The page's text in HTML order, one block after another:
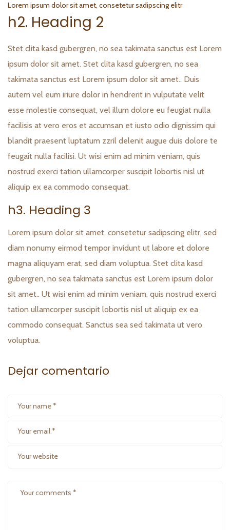
Lorem ipsum dolor sit amet, consetetur sadipscing elitr
h2. Heading 2
Stet clita kasd gubergren, no sea takimata sanctus est Lorem
ipsum dolor sit amet. Stet clita kasd gubergren, no sea
takimata sanctus est Lorem ipsum dolor sit amet.. Duis
autem vel eum iriure dolor in hendrerit in vulputate velit
esse molestie consequat, vel illum dolore eu feugiat nulla
facilisis at vero eros et accumsan et iusto odio dignissim qui
blandit praesent luptatum zzril delenit augue duis dolore te
feugait nulla facilisi. Ut wisi enim ad minim veniam, quis
nostrud exerci tation ullamcorper suscipit lobortis nisl ut
aliquip ex ea commodo consequat.
h3. Heading 3
Lorem ipsum dolor sit amet, consetetur sadipscing elitr, sed
diam nonumy eirmod tempor invidunt ut labore et dolore
magna aliquyam erat, sed diam voluptua. Stet clita kasd
gubergren, no sea takimata sanctus est Lorem ipsum dolor
sit amet.. Ut wisi enim ad minim veniam, quis nostrud exerci
tation ullamcorper suscipit lobortis nisl ut aliquip ex ea
commodo consequat. Sanctus sea sed takimata ut vero
voluptua.
Dejar comentario